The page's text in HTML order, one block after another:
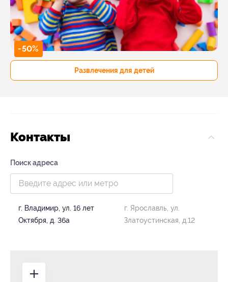
-50%
Развлечения для детей
Контакты
Поиск адреса
г. Владимир, ул. 16 лет
Октября, д. 36а
г. Ярославль, ул.
Златоустинская, д.12